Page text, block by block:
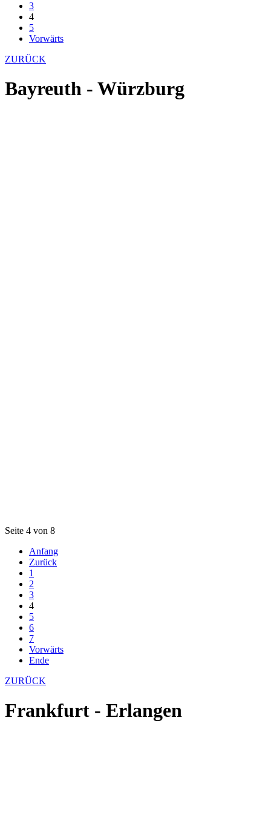
3
4
5
Vorwärts
ZURÜCK
Bayreuth - Würzburg
Seite 4 von 8
Anfang
Zurück
1
2
3
4
5
6
7
Vorwärts
Ende
ZURÜCK
Frankfurt - Erlangen